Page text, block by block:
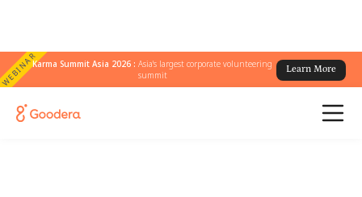
WEBINARKarma Summit Asia 2026 :Asia's largest corporate volunteering
summit
Learn More